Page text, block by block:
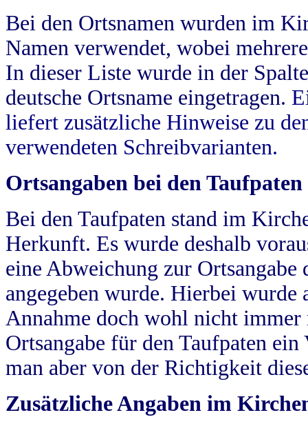
Bei den Ortsnamen wurden im
Namen verwendet, wobei
In dieser Liste wurde in der
deutsche Ortsname eingetragen.
liefert zusätzliche Hinweise zu
verwendeten Schreibvarianten.
Ortsangaben bei den Taufpaten
Bei den Taufpaten stand im
Herkunft. Es wurde deshalb
eine Abweichung zur
angegeben wurde. Hierbei wurde
Annahme doch wohl nicht
Ortsangabe für den Taufpaten
man aber von der Richtigkeit
Zusätzliche Angaben im